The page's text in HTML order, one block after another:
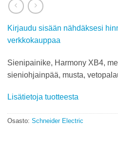
Kirjaudu sisään nähdäksesi
verkkokauppaa
Sienipainike, Harmony XB4,
sieniohjainpää, musta,
Lisätietoja tuotteesta
Osasto: Schneider Electric